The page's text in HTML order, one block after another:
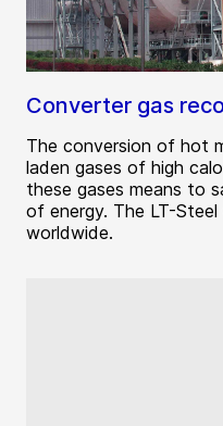
Converter gas
The conversion of hot
laden gases of high
these gases means to
of energy. The LT-
worldwide.